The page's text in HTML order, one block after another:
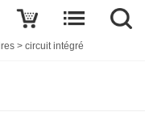
>circuit intégré